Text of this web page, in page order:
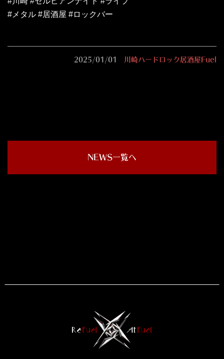
#メタル #居酒屋 #ロックバー
2025/01/01 川崎ハードロック居酒屋Fuel
NEWS一覧へ